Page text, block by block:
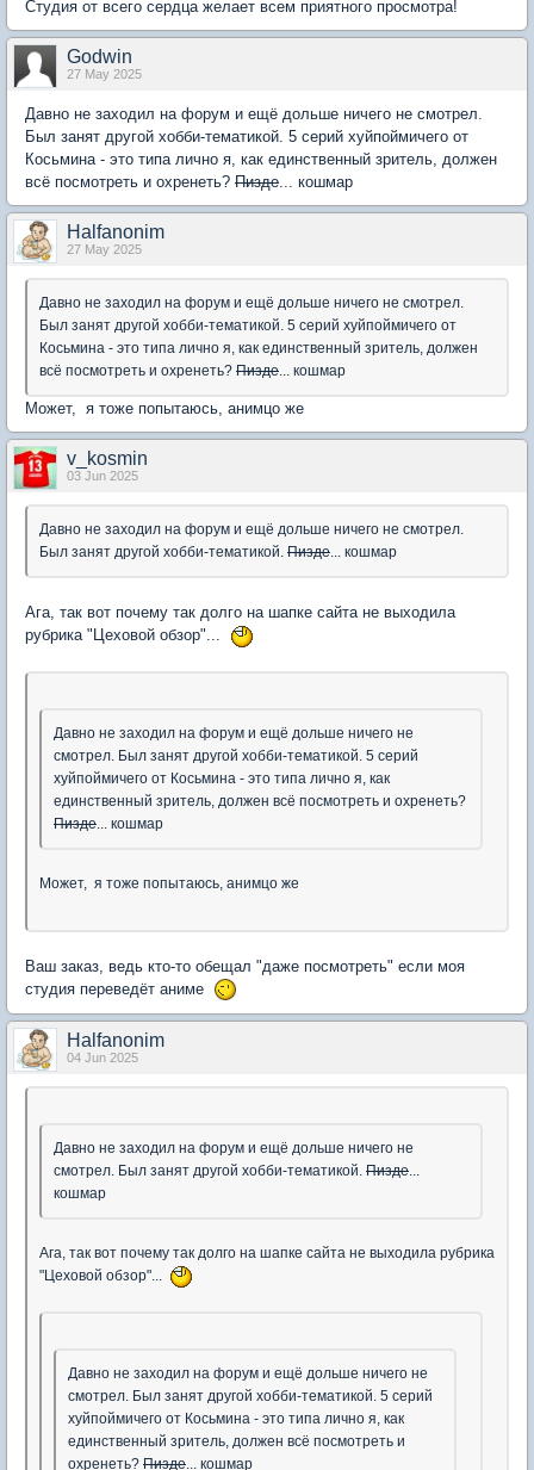
Студия от всего сердца желает всем приятного просмотра!
Godwin
27 May 2025
Давно не заходил на форум и ещё дольше ничего не смотрел.
Был занят другой хобби-тематикой. 5 серий хуйпоймичего от
Косьмина - это типа лично я, как единственный зритель, должен
всё посмотреть и охренеть? Пизде... кошмар
Halfanonim
27 May 2025
Давно не заходил на форум и ещё дольше ничего не смотрел.
Был занят другой хобби-тематикой. 5 серий хуйпоймичего от
Косьмина - это типа лично я, как единственный зритель, должен
всё посмотреть и охренеть? Пизде... кошмар
Может, я тоже попытаюсь, анимцо же
v_kosmin
03 Jun 2025
Давно не заходил на форум и ещё дольше ничего не смотрел.
Был занят другой хобби-тематикой. Пизде... кошмар
Ага, так вот почему так долго на шапке сайта не выходила
рубрика "Цеховой обзор"...
Давно не заходил на форум и ещё дольше ничего не
смотрел. Был занят другой хобби-тематикой. 5 серий
хуйпоймичего от Косьмина - это типа лично я, как
единственный зритель, должен всё посмотреть и охренеть?
Пизде ... кошмар
Может, я тоже попытаюсь, анимцо же
Ваш заказ, ведь кто-то обещал "даже посмотреть" если моя
студия переведёт аниме
Halfanonim
04 Jun 2025
Давно не заходил на форум и ещё дольше ничего не
смотрел. Был занят другой хобби-тематикой. Пизде...
кошмар
Ага, так вот почему так долго на шапке сайта не выходила рубрика
"Цеховой обзор"...
Давно не заходил на форум и ещё дольше ничего не
смотрел. Был занят другой хобби-тематикой. 5 серий
хуйпоймичего от Косьмина - это типа лично я, как
единственный зритель, должен всё посмотреть и
охренеть? Пизде... кошмар